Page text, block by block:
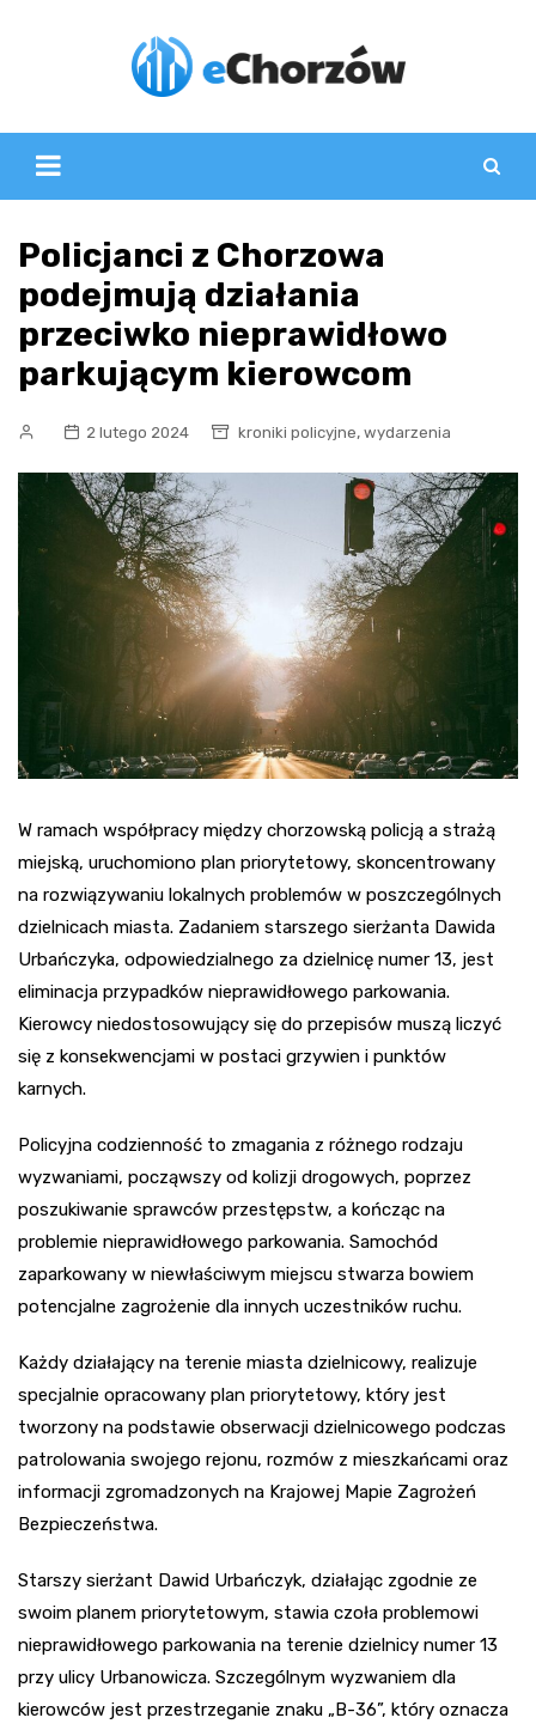
Policjanci z Chorzowa
podejmują działania
przeciwko nieprawidłowo
parkującym kierowcom
2 lutego 2024 kroniki policyjne, wydarzenia
W ramach współpracy między chorzowską policją a strażą
miejską, uruchomiono plan priorytetowy, skoncentrowany
na rozwiązywaniu lokalnych problemów w poszczególnych
dzielnicach miasta. Zadaniem starszego sierżanta Dawida
Urbańczyka, odpowiedzialnego za dzielnicę numer 13, jest
eliminacja przypadków nieprawidłowego parkowania.
Kierowcy niedostosowujący się do przepisów muszą liczyć
się z konsekwencjami w postaci grzywien i punktów
karnych.
Policyjna codzienność to zmagania z różnego rodzaju
wyzwaniami, począwszy od kolizji drogowych, poprzez
poszukiwanie sprawców przestępstw, a kończąc na
problemie nieprawidłowego parkowania. Samochód
zaparkowany w niewłaściwym miejscu stwarza bowiem
potencjalne zagrożenie dla innych uczestników ruchu.
Każdy działający na terenie miasta dzielnicowy, realizuje
specjalnie opracowany plan priorytetowy, który jest
tworzony na podstawie obserwacji dzielnicowego podczas
patrolowania swojego rejonu, rozmów z mieszkańcami oraz
informacji zgromadzonych na Krajowej Mapie Zagrożeń
Bezpieczeństwa.
Starszy sierżant Dawid Urbańczyk, działając zgodnie ze
swoim planem priorytetowym, stawia czoła problemowi
nieprawidłowego parkowania na terenie dzielnicy numer 13
przy ulicy Urbanowicza. Szczególnym wyzwaniem dla
kierowców jest przestrzeganie znaku „B-36”, który oznacza